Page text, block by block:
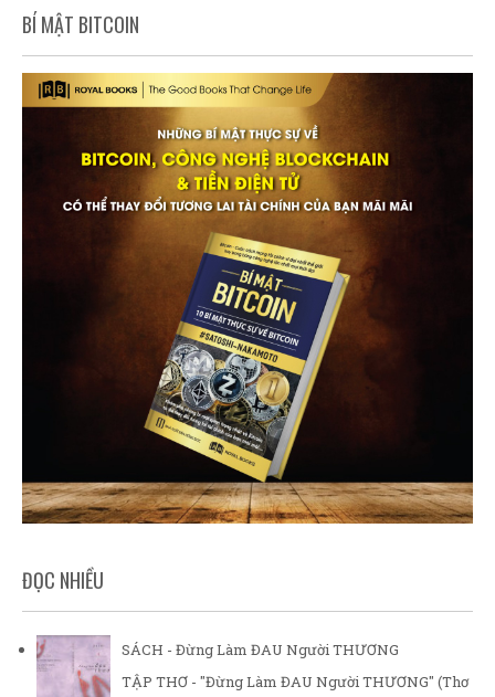
BÍ MẬT BITCOIN
ĐỌC NHIỀU
SÁCH - Đừng Làm ĐAU Người THƯƠNG
TẬP THƠ - "Đừng Làm ĐAU Người THƯƠNG" (Thơ